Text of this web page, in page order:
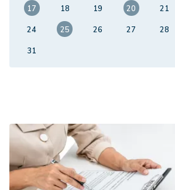
17
18 19 20 21
24
25 26 27 28
31